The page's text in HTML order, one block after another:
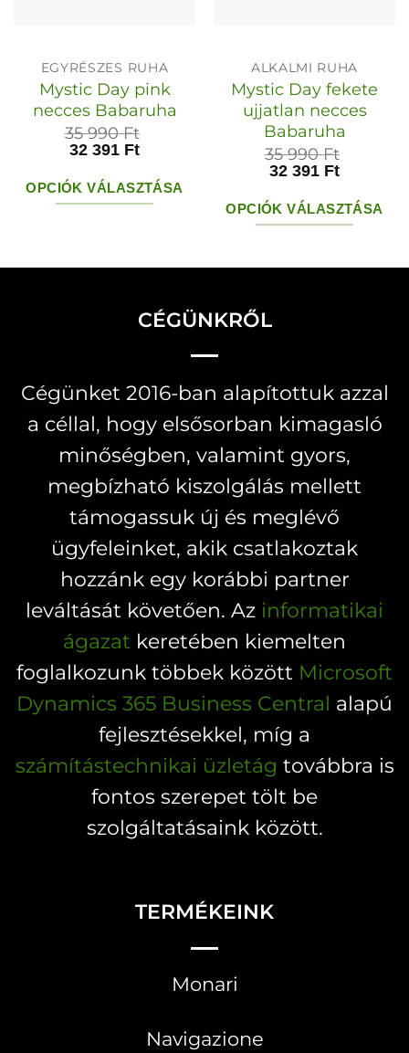
EGYRÉSZES RUHA
Mystic Day pink
necces Babaruha
35 990Ft
32 391 Ft
OPCIÓK VÁLASZTÁSA
terméknek
variációja
változatok
a
termékoldalon
választhatók
ki
ALKALMI RUHA
Mystic Day fekete
ujjatlan necces
Babaruha
35 990Ft
32 391 Ft
OPCIÓK VÁLASZTÁSA
a
A
változatok
a
ki
CÉGÜNKRŐL
Cégünket 2016-ban alapítottuk azzal
a céllal, hogy elsősorban kimagasló
minőségben, valamint gyors,
megbízható kiszolgálás mellett
támogassuk új és meglévő
ügyfeleinket, akik csatlakoztak
hozzánk egy korábbi partner
leváltását követően. Az informatikai
ágazat keretében kiemelten
foglalkozunk többek között Microsoft
Dynamics 365 Business Central alapú
fejlesztésekkel, míg a
számítástechnikai üzletág továbbra is
fontos szerepet tölt be
szolgáltatásaink között.
TERMÉKEINK
Monari
Navigazione